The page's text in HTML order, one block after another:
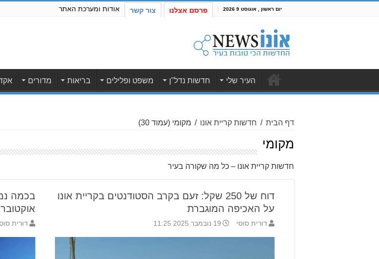
יום ראשון , אוגוסט 9 2026 פרסם אצלנו צור קשר אודות ומערכת האתר
העיר שלי חדשות נדל"ן משפט ופלילים בריאות מדורים
דף הבית / חדשות קריית אונו / מקומי (עמוד 30)
מקומי
חדשות קריית אונו – כל מה שקורה בעיר
בכמה
דורית
דוח של 250 שקל: זעם בקרב הסטודנטים בקריית אונו
על האכיפה המוגברת
דורית סוסי 19 נובמבר 2025 11:25